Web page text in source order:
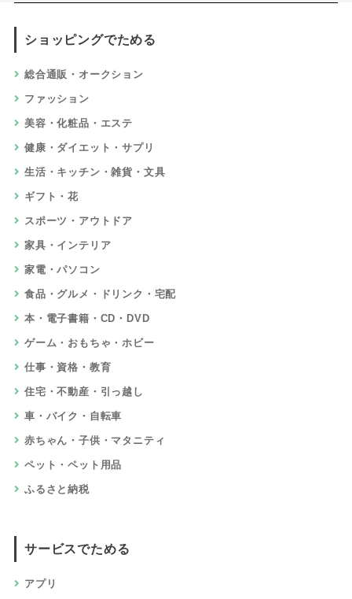
ショッピングでためる
総合通販・オークション
ファッション
美容・化粧品・エステ
健康・ダイエット・サプリ
生活・キッチン・雑貨・文具
ギフト・花
スポーツ・アウトドア
家具・インテリア
家電・パソコン
食品・グルメ・ドリンク・宅配
本・電子書籍・CD・DVD
ゲーム・おもちゃ・ホビー
仕事・資格・教育
住宅・不動産・引っ越し
車・バイク・自転車
赤ちゃん・子供・マタニティ
ペット・ペット用品
ふるさと納税
サービスでためる
アプリ